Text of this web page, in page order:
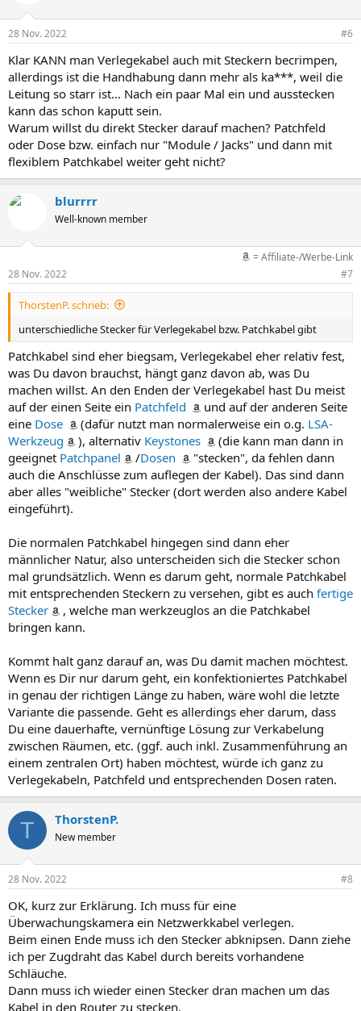
28 Nov. 2022 #6
Klar KANN man Verlegekabel auch mit Steckern becrimpen,
allerdings ist die Handhabung dann mehr als ka***, weil die
Leitung so starr ist... Nach ein paar Mal ein und ausstecken
kann das schon kaputt sein.
Warum willst du direkt Stecker darauf machen? Patchfeld
oder Dose bzw. einfach nur "Module / Jacks" und dann mit
flexiblem Patchkabel weiter geht nicht?
blurrrr
Well-known member
= Affiliate-/Werbe-Link
28 Nov. 2022
#7
ThorstenP. schrieb:
unterschiedliche Stecker für Verlegekabel bzw. Patchkabel gibt
Patchkabel sind eher biegsam, Verlegekabel eher relativ fest,
was Du davon brauchst, hängt ganz davon ab, was Du
machen willst. An den Enden der Verlegekabel hast Du meist
auf der einen Seite ein Patchfeld
und auf der anderen Seite
eine Dose (dafür nutzt man normalerweise ein o.g. LSA-
Werkzeug
), alternativ Keystones
(die kann man dann in
geeignet Patchpanel /Dosen
"stecken", da fehlen dann
auch die Anschlüsse zum auflegen der Kabel). Das sind dann
aber alles "weibliche" Stecker (dort werden also andere Kabel
eingeführt).
Die normalen Patchkabel hingegen sind dann eher
männlicher Natur, also unterscheiden sich die Stecker schon
mal grundsätzlich. Wenn es darum geht, normale Patchkabel
mit entsprechenden Steckern zu versehen, gibt es auch fertige
Stecker
, welche man werkzeuglos an die Patchkabel
bringen kann.
Kommt halt ganz darauf an, was Du damit machen möchtest.
Wenn es Dir nur darum geht, ein konfektioniertes Patchkabel
in genau der richtigen Länge zu haben, wäre wohl die letzte
Variante die passende. Geht es allerdings eher darum, dass
Du eine dauerhafte, vernünftige Lösung zur Verkabelung
zwischen Räumen, etc. (ggf. auch inkl. Zusammenführung an
einem zentralen Ort) haben möchtest, würde ich ganz zu
Verlegekabeln, Patchfeld und entsprechenden Dosen raten.
T ThorstenP.
New member
28 Nov. 2022 #8
OK, kurz zur Erklärung. Ich muss für eine
Überwachungskamera ein Netzwerkkabel verlegen.
Beim einen Ende muss ich den Stecker abknipsen. Dann ziehe
ich per Zugdraht das Kabel durch bereits vorhandene
Schläuche.
Dann muss ich wieder einen Stecker dran machen um das
Kabel in den Router zu stecken.